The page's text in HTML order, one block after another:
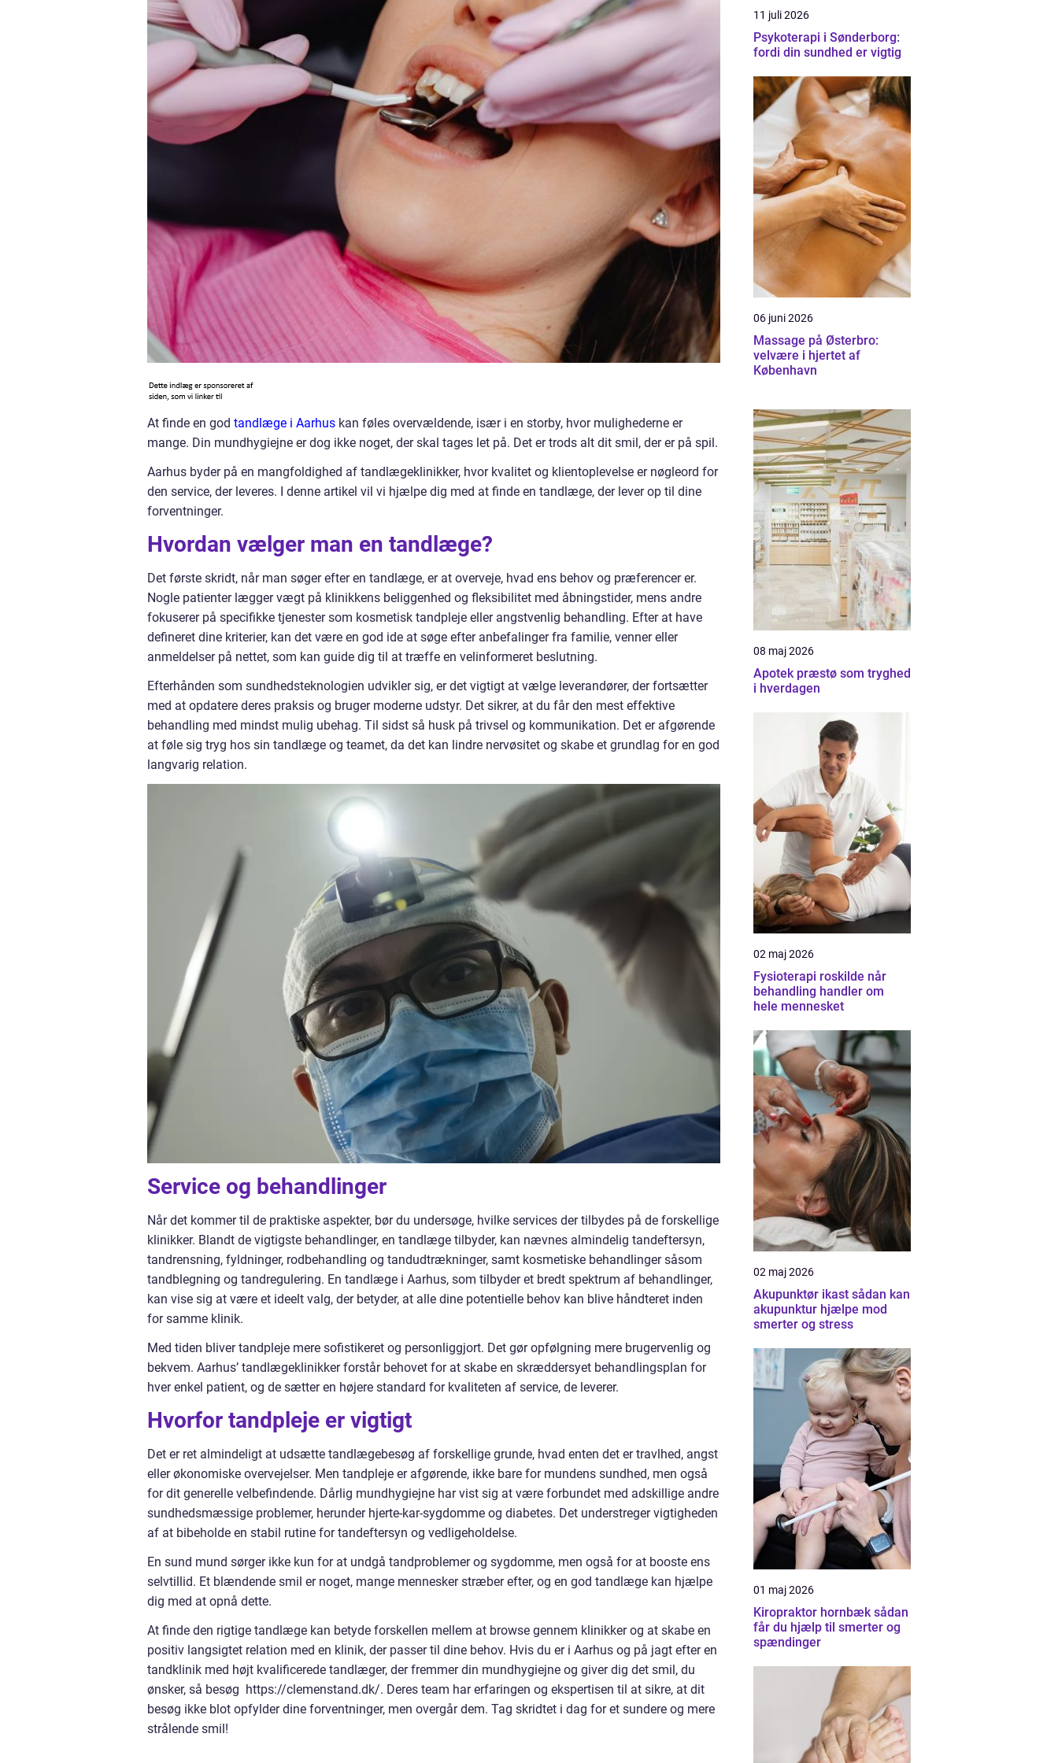
At finde en god tandlæge i Aarhus kan føles overvældende, især i en storby, hvor mulighederne er
mange. Din mundhygiejne er dog ikke noget, der skal tages let på. Det er trods alt dit smil, der er på spil.
Aarhus byder på en mangfoldighed af tandlægeklinikker, hvor kvalitet og klientoplevelse er nøgleord for
den service, der leveres. I denne artikel vil vi hjælpe dig med at finde en tandlæge, der lever op til dine
forventninger.
Hvordan vælger man en tandlæge?
Det første skridt, når man søger efter en tandlæge, er at overveje, hvad ens behov og præferencer er.
Nogle patienter lægger vægt på klinikkens beliggenhed og fleksibilitet med åbningstider, mens andre
fokuserer på specifikke tjenester som kosmetisk tandpleje eller angstvenlig behandling. Efter at have
defineret dine kriterier, kan det være en god ide at søge efter anbefalinger fra familie, venner eller
anmeldelser på nettet, som kan guide dig til at træffe en velinformeret beslutning.
Efterhånden som sundhedsteknologien udvikler sig, er det vigtigt at vælge leverandører, der fortsætter
med at opdatere deres praksis og bruger moderne udstyr. Det sikrer, at du får den mest effektive
behandling med mindst mulig ubehag. Til sidst så husk på trivsel og kommunikation. Det er afgørende
at føle sig tryg hos sin tandlæge og teamet, da det kan lindre nervøsitet og skabe et grundlag for en god
langvarig relation.
Service og behandlinger
Når det kommer til de praktiske aspekter, bør du undersøge, hvilke services der tilbydes på de forskellige
klinikker. Blandt de vigtigste behandlinger, en tandlæge tilbyder, kan nævnes almindelig tandeftersyn,
tandrensning, fyldninger, rodbehandling og tandudtrækninger, samt kosmetiske behandlinger såsom
tandblegning og tandregulering. En tandlæge i Aarhus, som tilbyder et bredt spektrum af behandlinger,
kan vise sig at være et ideelt valg, der betyder, at alle dine potentielle behov kan blive håndteret inden
for samme klinik.
Med tiden bliver tandpleje mere sofistikeret og personliggjort. Det gør opfølgning mere brugervenlig og
bekvem. Aarhus’ tandlægeklinikker forstår behovet for at skabe en skræddersyet behandlingsplan for
hver enkel patient, og de sætter en højere standard for kvaliteten af service, de leverer.
Hvorfor tandpleje er vigtigt
Det er ret almindeligt at udsætte tandlægebesøg af forskellige grunde, hvad enten det er travlhed, angst
eller økonomiske overvejelser. Men tandpleje er afgørende, ikke bare for mundens sundhed, men også
for dit generelle velbefindende. Dårlig mundhygiejne har vist sig at være forbundet med adskillige andre
sundhedsmæssige problemer, herunder hjerte-kar-sygdomme og diabetes. Det understreger vigtigheden
af at bibeholde en stabil rutine for tandeftersyn og vedligeholdelse.
En sund mund sørger ikke kun for at undgå tandproblemer og sygdomme, men også for at booste ens
selvtillid. Et blændende smil er noget, mange mennesker stræber efter, og en god tandlæge kan hjælpe
dig med at opnå dette.
At finde den rigtige tandlæge kan betyde forskellen mellem at browse gennem klinikker og at skabe en
positiv langsigtet relation med en klinik, der passer til dine behov. Hvis du er i Aarhus og på jagt efter en
tandklinik med højt kvalificerede tandlæger, der fremmer din mundhygiejne og giver dig det smil, du
ønsker, så besøg https://clemenstand.dk/. Deres team har erfaringen og ekspertisen til at sikre, at dit
besøg ikke blot opfylder dine forventninger, men overgår dem. Tag skridtet i dag for et sundere og mere
strålende smil!
11 juli 2026
Psykoterapi i Sønderborg:
fordi din sundhed er vigtig
06 juni 2026
Massage på Østerbro:
velvære i hjertet af
København
08 maj 2026
Apotek præstø som tryghed
i hverdagen
02 maj 2026
Fysioterapi roskilde når
behandling handler om
hele mennesket
02 maj 2026
Akupunktør ikast sådan kan
akupunktur hjælpe mod
smerter og stress
01 maj 2026
Kiropraktor hornbæk sådan
får du hjælp til smerter og
spændinger